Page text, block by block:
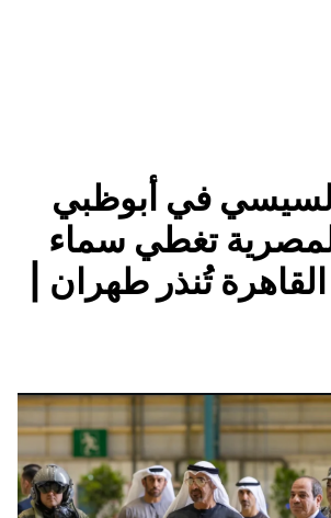
في أبوظبي
تغطي سماء
تُنذر طهران |